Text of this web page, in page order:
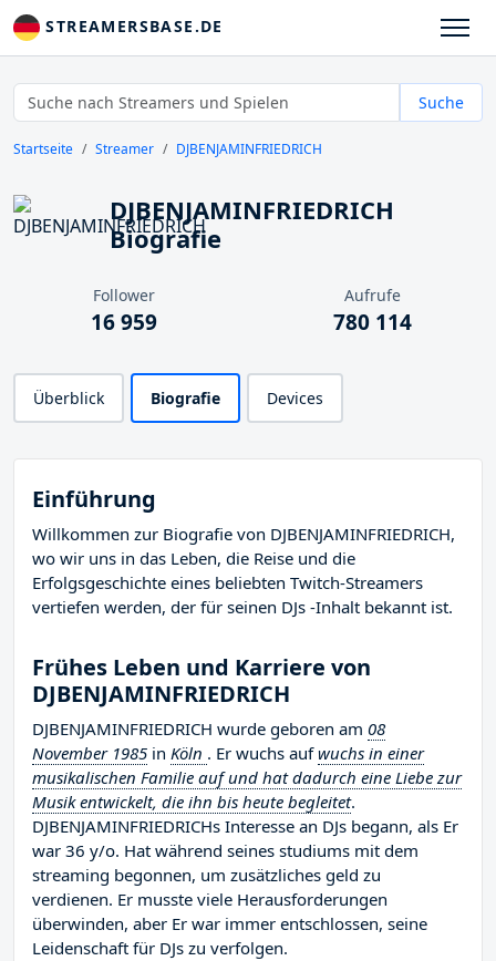
STREAMERSBASE.DE
Suche
Startseite Streamer DJBENJAMINFRIEDRICH
DJBENJAMINFRIEDRICH
Biografie
Follower
16 959
Aufrufe
780 114
Überblick Biografie Devices
Einführung
Willkommen zur Biografie von DJBENJAMINFRIEDRICH,
wo wir uns in das Leben, die Reise und die
Erfolgsgeschichte eines beliebten Twitch-Streamers
vertiefen werden, der für seinen DJs -Inhalt bekannt ist.
Frühes Leben und Karriere von
DJBENJAMINFRIEDRICH
DJBENJAMINFRIEDRICH wurde geboren am 08
November 1985 in Köln . Er wuchs aufwuchs in einer
musikalischen Familie auf und hat dadurch eine Liebe zur
Musik entwickelt, die ihn bis heute begleitet.
DJBENJAMINFRIEDRICHs Interesse an DJs begann, als Er
war 36 y/o. Hat während seines studiums mit dem
streaming begonnen, um zusätzliches geld zu
verdienen. Er musste viele Herausforderungen
überwinden, aber Er war immer entschlossen, seine
Leidenschaft für DJs zu verfolgen.